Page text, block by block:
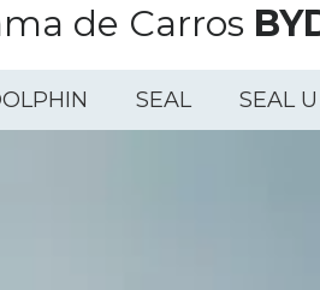
de Carros
SEAL SEAL U